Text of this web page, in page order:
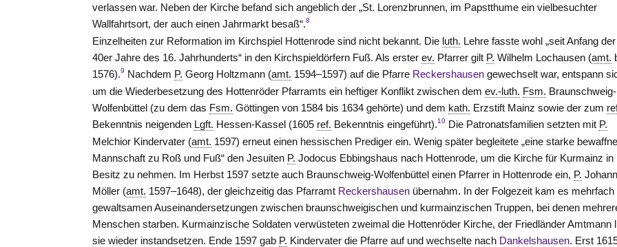
verlassen war. Neben der Kirche befand sich angeblich der „St. Lorenzbrunnen, im Papstthume ein vielbesuchter
Wallfahrtsort, der auch einen Jahrmarkt besaß“.8
Einzelheiten zur Reformation im Kirchspiel Hottenrode sind nicht bekannt. Die luth. Lehre fasste wohl „seit Anfang der
40er Jahre des 16. Jahrhunderts“ in den Kirchspieldörfern Fuß. Als ersterev. Pfarrer gilt P. Wilhelm Lochausen (amt.
1576).9 Nachdem P. Georg Holtzmann (amt. 1594–1597) auf die Pfarre Reckershausen gewechselt war, entspann
um die Wiederbesetzung des Hottenröder Pfarramts ein heftiger Konflikt zwischen demev.-luth. Fsm. Braunschweig-
Wolfenbüttel (zu dem das Fsm. Göttingen von 1584 bis 1634 gehörte) und dem kath. Erzstift Mainz sowie der zum
Bekenntnis neigenden Lgft. Hessen-Kassel (1605 ref. Bekenntnis eingeführt).10 Die Patronatsfamilien setzten mit P.
Melchior Kindervater (amt. 1597) erneut einen hessischen Prediger ein. Wenig später begleitete „eine starke
Mannschaft zu Roß und Fuß“ den Jesuiten P. Jodocus Ebbingshaus nach Hottenrode, um die Kirche für Kurmainz in
Besitz zu nehmen. Im Herbst 1597 setzte auch Braunschweig-Wolfenbüttel einen Pfarrer in Hottenrode ein, P.
Möller (amt. 1597–1648), der gleichzeitig das Pfarramt Reckershausen übernahm. In der Folgezeit kam es mehrfach
gewaltsamen Auseinandersetzungen zwischen braunschweigischen und kurmainzischen Truppen, bei denen
Menschen starben. Kurmainzische Soldaten verwüsteten zweimal die Hottenröder Kirche, der Friedländer Amtmann
sie wieder instandsetzen. Ende 1597 gab P. Kindervater die Pfarre auf und wechselte nach Dankelshausen. Erst